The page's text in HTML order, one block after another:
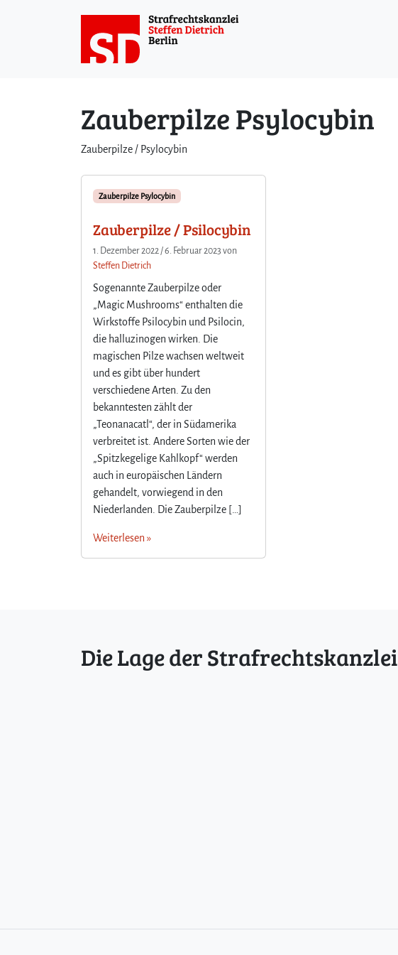
Zauberpilze Psylocybin
Zauberpilze / Psylocybin
Zauberpilze Psylocybin
Zauberpilze / Psilocybin
1. Dezember 2022 /6. Februar 2023 von
Steffen Dietrich
Sogenannte Zauberpilze oder
„Magic Mushrooms“ enthalten die
Wirkstoffe Psilocybin und Psilocin,
die halluzinogen wirken. Die
magischen Pilze wachsen weltweit
und es gibt über hundert
verschiedene Arten. Zu den
bekanntesten zählt der
„Teonanacatl“, der in Südamerika
verbreitet ist. Andere Sorten wie der
„Spitzkegelige Kahlkopf“ werden
auch in europäischen Ländern
gehandelt, vorwiegend in den
Niederlanden. Die Zauberpilze […]
Weiterlesen »
Die Lage der Strafrechtskanzlei